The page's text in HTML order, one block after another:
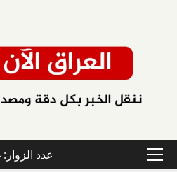
القائمة
عدد الزوار: 1045344